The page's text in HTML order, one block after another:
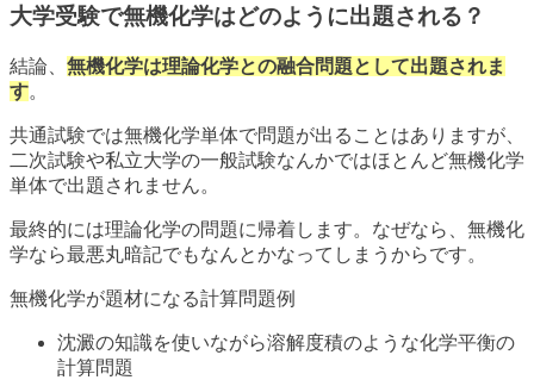
大学受験で無機化学はどのように出題される？
結論、 無機化学は理論化学との融合問題として出題されま
す。
共通試験では無機化学単体で問題が出ることはありますが、
二次試験や私立大学の一般試験なんかではほとんど無機化学
単体で出題されません。
最終的には理論化学の問題に帰着します。なぜなら、無機化
学なら最悪丸暗記でもなんとかなってしまうからです。
無機化学が題材になる計算問題例
沈澱の知識を使いながら溶解度積のような化学平衡の
計算問題